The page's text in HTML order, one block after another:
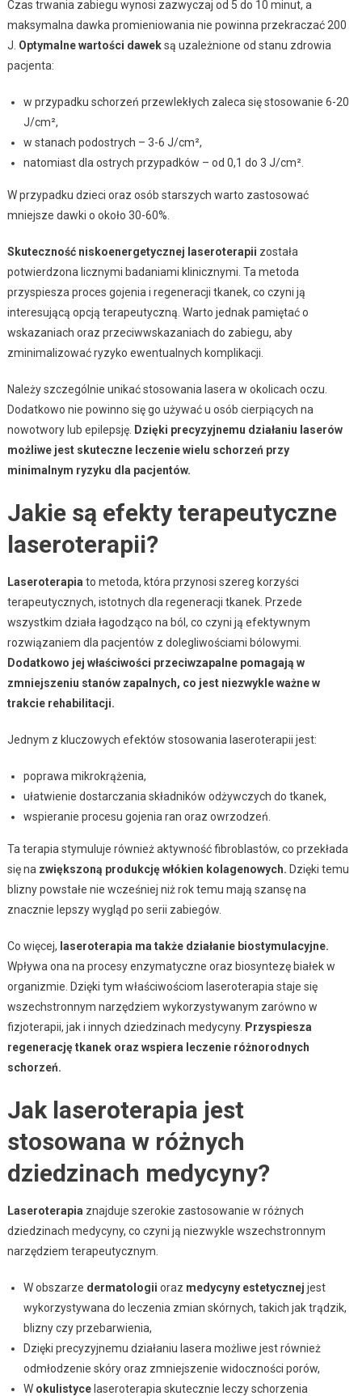
Czas trwania zabiegu wynosi zazwyczaj od 5 do 10 minut, a
maksymalna dawka promieniowania nie powinna przekraczać 200
J. Optymalne wartości daweksą uzależnione od stanu zdrowia
pacjenta:
w przypadku schorzeń przewlekłych zaleca się stosowanie 6-20
J/cm²,
w stanach podostrych – 3-6 J/cm²,
natomiast dla ostrych przypadków – od 0,1 do 3 J/cm².
W przypadku dzieci oraz osób starszych warto zastosować
mniejsze dawki o około 30-60%.
Skuteczność niskoenergetycznej laseroterapii została
potwierdzona licznymi badaniami klinicznymi. Ta metoda
przyspiesza proces gojenia i regeneracji tkanek, co czyni ją
interesującą opcją terapeutyczną. Warto jednak pamiętać o
wskazaniach oraz przeciwwskazaniach do zabiegu, aby
zminimalizować ryzyko ewentualnych komplikacji.
Należy szczególnie unikać stosowania lasera w okolicach oczu.
Dodatkowo nie powinno się go używać u osób cierpiących na
nowotwory lub epilepsję. Dzięki precyzyjnemu działaniu laserów
możliwe jest skuteczne leczenie wielu schorzeń przy
minimalnym ryzyku dla pacjentów.
Jakie są efekty terapeutyczne
laseroterapii?
Laseroterapia to metoda, która przynosi szereg korzyści
terapeutycznych, istotnych dla regeneracji tkanek. Przede
wszystkim działa łagodząco na ból, co czyni ją efektywnym
rozwiązaniem dla pacjentów z dolegliwościami bólowymi.
Dodatkowo jej właściwości przeciwzapalne pomagają w
zmniejszeniu stanów zapalnych, co jest niezwykle ważne w
trakcie rehabilitacji.
Jednym z kluczowych efektów stosowania laseroterapii jest:
poprawa mikrokrążenia,
ułatwienie dostarczania składników odżywczych do tkanek,
wspieranie procesu gojenia ran oraz owrzodzeń.
Ta terapia stymuluje również aktywność fibroblastów, co przekłada
się na zwiększoną produkcję włókien kolagenowych. Dzięki temu
blizny powstałe nie wcześniej niż rok temu mają szansę na
znacznie lepszy wygląd po serii zabiegów.
Co więcej, laseroterapia ma także działanie biostymulacyjne.
Wpływa ona na procesy enzymatyczne oraz biosyntezę białek w
organizmie. Dzięki tym właściwościom laseroterapia staje się
wszechstronnym narzędziem wykorzystywanym zarówno w
fizjoterapii, jak i innych dziedzinach medycyny. Przyspiesza
regenerację tkanek oraz wspiera leczenie różnorodnych
schorzeń.
Jak laseroterapia jest
stosowana w różnych
dziedzinach medycyny?
Laseroterapia znajduje szerokie zastosowanie w różnych
dziedzinach medycyny, co czyni ją niezwykle wszechstronnym
narzędziem terapeutycznym.
W obszarze dermatologii oraz medycyny estetycznej jest
wykorzystywana do leczenia zmian skórnych, takich jak trądzik,
blizny czy przebarwienia,
Dzięki precyzyjnemu działaniu lasera możliwe jest również
odmłodzenie skóry oraz zmniejszenie widoczności porów,
W okulistycelaseroterapia skutecznie leczy schorzenia